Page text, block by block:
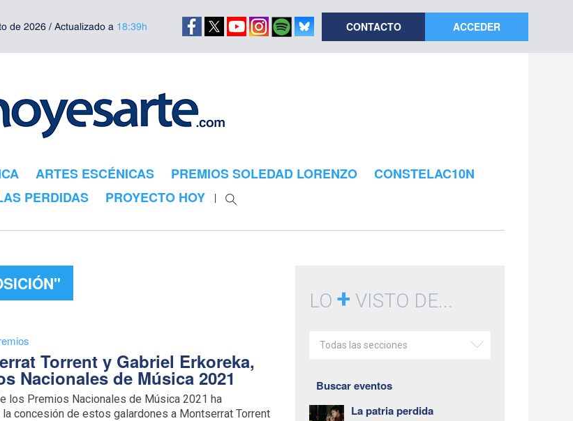
de 2026 / Actualizado a 18:39h CONTACTO ACCEDER
ARTES ESCÉNICAS PREMIOS SOLEDAD LORENZO
CONSTELAC10N
PERDIDAS
PROYECTO HOY
Torrent y Gabriel Erkoreka,
Nacionales de Música 2021
los Premios Nacionales de Música 2021 ha
concesión de estos galardones a Montserrat Torrent
LO+ VISTO DE...
Todas las secciones
Buscar eventos
La patria perdida